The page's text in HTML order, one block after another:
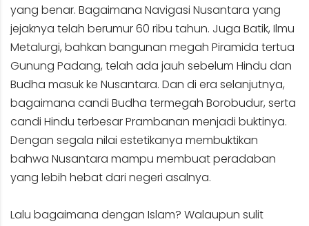
yang benar. Bagaimana Navigasi Nusantara yang
jejaknya telah berumur 60 ribu tahun. Juga Batik, Ilmu
Metalurgi, bahkan bangunan megah Piramida tertua
Gunung Padang, telah ada jauh sebelum Hindu dan
Budha masuk ke Nusantara. Dan di era selanjutnya,
bagaimana candi Budha termegah Borobudur, serta
candi Hindu terbesar Prambanan menjadi buktinya.
Dengan segala nilai estetikanya membuktikan
bahwa Nusantara mampu membuat peradaban
yang lebih hebat dari negeri asalnya.
Lalu bagaimana dengan Islam? Walaupun sulit